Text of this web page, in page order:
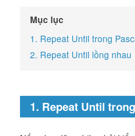
Mục lục
1. Repeat Until trong
2. Repeat Until lồng nhau
1. Repeat Until